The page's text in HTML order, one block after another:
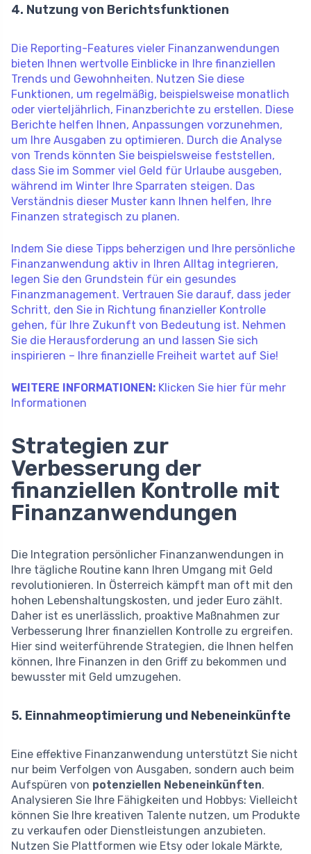
4. Nutzung von Berichtsfunktionen
Die Reporting-Features vieler Finanzanwendungen
bieten Ihnen wertvolle Einblicke in Ihre finanziellen
Trends und Gewohnheiten. Nutzen Sie diese
Funktionen, um regelmäßig, beispielsweise monatlich
oder vierteljährlich, Finanzberichte zu erstellen. Diese
Berichte helfen Ihnen, Anpassungen vorzunehmen,
um Ihre Ausgaben zu optimieren. Durch die Analyse
von Trends könnten Sie beispielsweise feststellen,
dass Sie im Sommer viel Geld für Urlaube ausgeben,
während im Winter Ihre Sparraten steigen. Das
Verständnis dieser Muster kann Ihnen helfen, Ihre
Finanzen strategisch zu planen.
Indem Sie diese Tipps beherzigen und Ihre persönliche
Finanzanwendung aktiv in Ihren Alltag integrieren,
legen Sie den Grundstein für ein gesundes
Finanzmanagement. Vertrauen Sie darauf, dass jeder
Schritt, den Sie in Richtung finanzieller Kontrolle
gehen, für Ihre Zukunft von Bedeutung ist. Nehmen
Sie die Herausforderung an und lassen Sie sich
inspirieren – Ihre finanzielle Freiheit wartet auf Sie!
WEITERE INFORMATIONEN: Klicken Sie hier für mehr
Informationen
Strategien zur
Verbesserung der
finanziellen Kontrolle mit
Finanzanwendungen
Die Integration persönlicher Finanzanwendungen in
Ihre tägliche Routine kann Ihren Umgang mit Geld
revolutionieren. In Österreich kämpft man oft mit den
hohen Lebenshaltungskosten, und jeder Euro zählt.
Daher ist es unerlässlich, proaktive Maßnahmen zur
Verbesserung Ihrer finanziellen Kontrolle zu ergreifen.
Hier sind weiterführende Strategien, die Ihnen helfen
können, Ihre Finanzen in den Griff zu bekommen und
bewusster mit Geld umzugehen.
5. Einnahmeoptimierung und Nebeneinkünfte
Eine effektive Finanzanwendung unterstützt Sie nicht
nur beim Verfolgen von Ausgaben, sondern auch beim
Aufspüren von potenziellen Nebeneinkünften.
Analysieren Sie Ihre Fähigkeiten und Hobbys: Vielleicht
können Sie Ihre kreativen Talente nutzen, um Produkte
zu verkaufen oder Dienstleistungen anzubieten.
Nutzen Sie Plattformen wie Etsy oder lokale Märkte,